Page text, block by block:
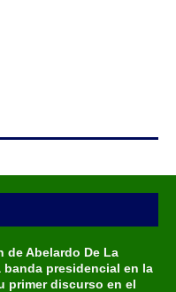
de Abelardo De La
banda presidencial en la
primer discurso en el